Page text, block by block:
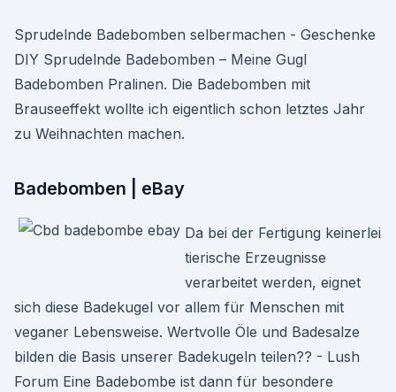
Sprudelnde Badebomben selbermachen - Geschenke
DIY Sprudelnde Badebomben – Meine Gugl
Badebomben Pralinen. Die Badebomben mit
Brauseeffekt wollte ich eigentlich schon letztes Jahr
zu Weihnachten machen.
Badebomben | eBay
Da bei der Fertigung keinerlei
tierische Erzeugnisse
verarbeitet werden, eignet
sich diese Badekugel vor allem für Menschen mit
veganer Lebensweise. Wertvolle Öle und Badesalze
bilden die Basis unserer Badekugeln teilen?? - Lush
Forum Eine Badebombe ist dann für besondere